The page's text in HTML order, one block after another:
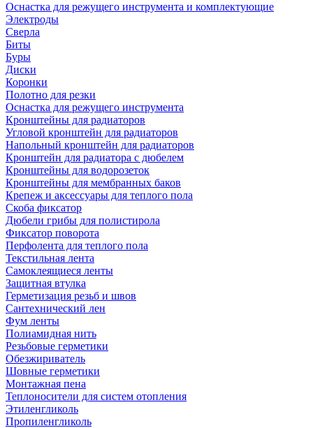
Оснастка для режущего инструмента и комплектующие
Электроды
Сверла
Биты
Буры
Диски
Коронки
Полотно для резки
Оснастка для режущего инструмента
Кронштейны для радиаторов
Угловой кронштейн для радиаторов
Напольный кронштейн для радиаторов
Кронштейн для радиатора с дюбелем
Кронштейны для водорозеток
Кронштейны для мембранных баков
Крепеж и аксессуары для теплого пола
Скоба фиксатор
Дюбели грибы для полистирола
Фиксатор поворота
Перфолента для теплого пола
Текстильная лента
Самоклеящиеся ленты
Защитная втулка
Герметизация резьб и швов
Сантехнический лен
Фум ленты
Полиамидная нить
Резьбовые герметики
Обезжириватель
Шовные герметики
Монтажная пена
Теплоносители для систем отопления
Этиленгликоль
Пропиленгликоль